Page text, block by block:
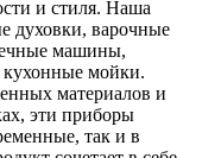
и стиля. Наша
духовки, варочные
машины,
мойки.
материалов и
эти приборы
так и в